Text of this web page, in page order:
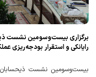
برگزاری بیست‌وسومین نشست
رایانکی و استقرار بودجه‌ریزی
بیست‌وسومین نشست ذیحسابان